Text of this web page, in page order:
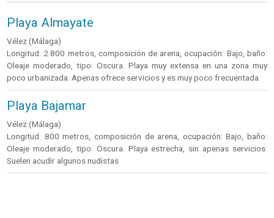
Playa Almayate
Vélez (Málaga)
Longitud: 2.800 metros, composición de arena, ocupación: Bajo, baño:
Oleaje moderado, tipo: Oscura. Playa muy extensa en una zona muy
poco urbanizada. Apenas ofrece servicios y es muy poco frecuentada.
Playa Bajamar
Vélez (Málaga)
Longitud: 800 metros, composición de arena, ocupación: Bajo, baño:
Oleaje moderado, tipo: Oscura. Playa estrecha, sin apenas servicios.
Suelen acudir algunos nudistas